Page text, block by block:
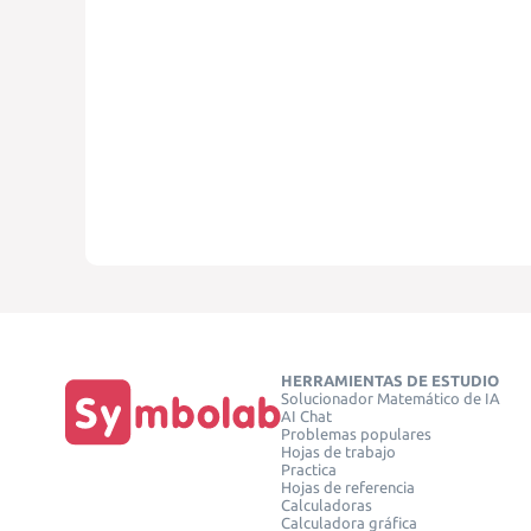
HERRAMIENTAS DE ESTUDIO
Solucionador Matemático de IA
AI Chat
Problemas populares
Hojas de trabajo
Practica
Hojas de referencia
Calculadoras
Calculadora gráfica